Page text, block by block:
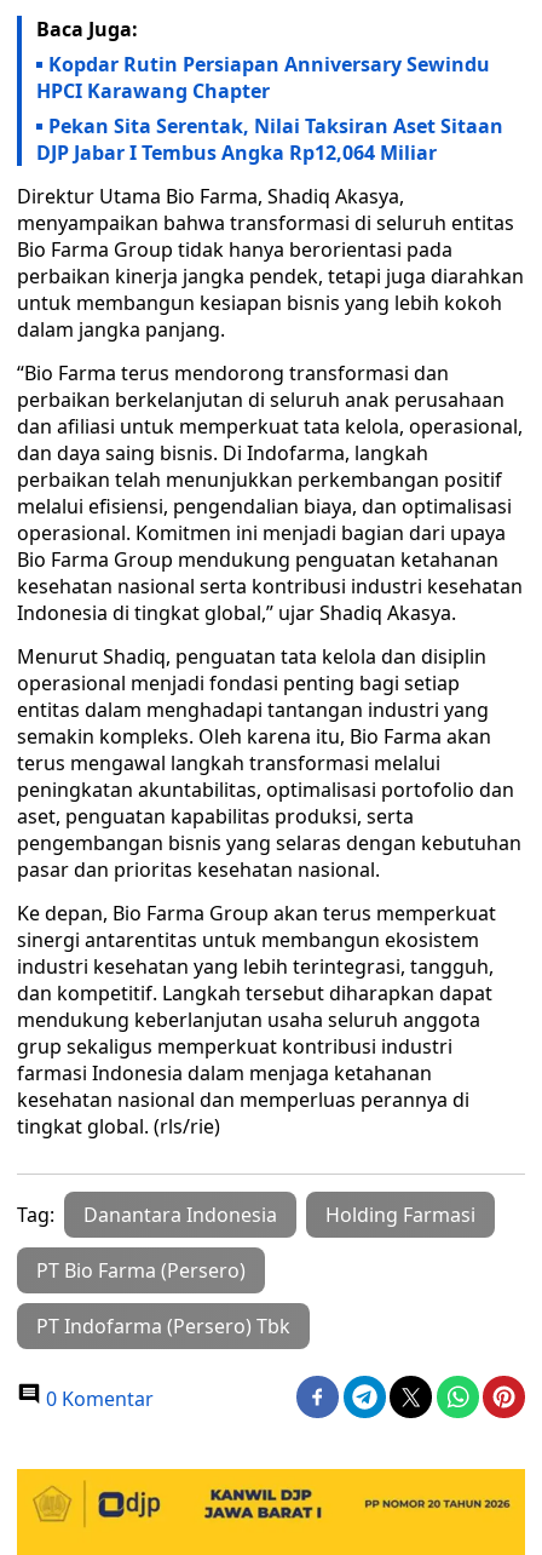
Baca Juga:
Kopdar Rutin Persiapan Anniversary Sewindu
HPCI Karawang Chapter
Pekan Sita Serentak, Nilai Taksiran Aset Sitaan
DJP Jabar I Tembus Angka Rp12,064 Miliar
Direktur Utama Bio Farma, Shadiq Akasya,
menyampaikan bahwa transformasi di seluruh entitas
Bio Farma Group tidak hanya berorientasi pada
perbaikan kinerja jangka pendek, tetapi juga diarahkan
untuk membangun kesiapan bisnis yang lebih kokoh
dalam jangka panjang.
“Bio Farma terus mendorong transformasi dan
perbaikan berkelanjutan di seluruh anak perusahaan
dan afiliasi untuk memperkuat tata kelola, operasional,
dan daya saing bisnis. Di Indofarma, langkah
perbaikan telah menunjukkan perkembangan positif
melalui efisiensi, pengendalian biaya, dan optimalisasi
operasional. Komitmen ini menjadi bagian dari upaya
Bio Farma Group mendukung penguatan ketahanan
kesehatan nasional serta kontribusi industri kesehatan
Indonesia di tingkat global,” ujar Shadiq Akasya.
Menurut Shadiq, penguatan tata kelola dan disiplin
operasional menjadi fondasi penting bagi setiap
entitas dalam menghadapi tantangan industri yang
semakin kompleks. Oleh karena itu, Bio Farma akan
terus mengawal langkah transformasi melalui
peningkatan akuntabilitas, optimalisasi portofolio dan
aset, penguatan kapabilitas produksi, serta
pengembangan bisnis yang selaras dengan kebutuhan
pasar dan prioritas kesehatan nasional.
Ke depan, Bio Farma Group akan terus memperkuat
sinergi antarentitas untuk membangun ekosistem
industri kesehatan yang lebih terintegrasi, tangguh,
dan kompetitif. Langkah tersebut diharapkan dapat
mendukung keberlanjutan usaha seluruh anggota
grup sekaligus memperkuat kontribusi industri
farmasi Indonesia dalam menjaga ketahanan
kesehatan nasional dan memperluas perannya di
tingkat global. (rls/rie)
Tag: Danantara Indonesia Holding Farmasi
PT Bio Farma (Persero)
PT Indofarma (Persero) Tbk
0 Komentar